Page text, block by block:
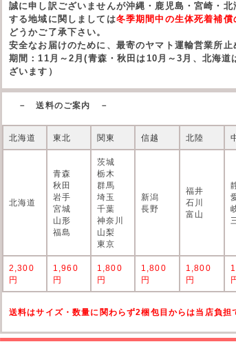
誠に申し訳ございませんが沖縄・鹿児島・宮崎・
する地域に関しましては冬季期間中の生体死着補償
どうかご了承下さい。
安全なお届けのために、最寄のヤマト運輸営業所
期間：11月～2月(青森・秋田は10月～3月、北海
ざいます）
－ 送料のご案内 －
北海道 東北 関東 信越 北陸
北海道
青森
秋田
岩手
宮城
山形
福島
茨城
栃木
群馬
埼玉
千葉
神奈川
山梨
東京
新潟
長野
福井
石川
富山
2,300
円
1,960
円
1,800
円
1,800
円
1,800
円
送料はサイズ・数量に関わらず2梱包目からは当店負担